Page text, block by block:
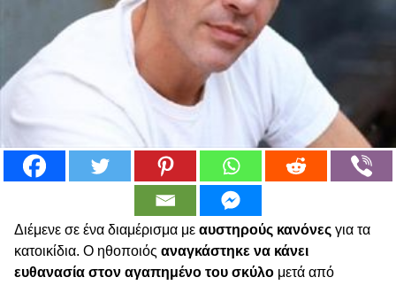
Διέμενε σε ένα διαμέρισμα με αυστηρούς κανόνες για τα
κατοικίδια. Ο ηθοποιός αναγκάστηκε να κάνει
ευθανασία στον αγαπημένο του σκύλο μετά από